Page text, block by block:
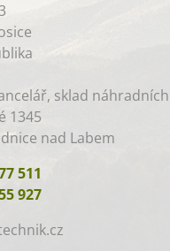
sklad
1345
nad Labem
511
927
.cz